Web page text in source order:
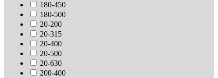
180-450
180-500
20-200
20-315
20-400
20-500
20-630
200-400